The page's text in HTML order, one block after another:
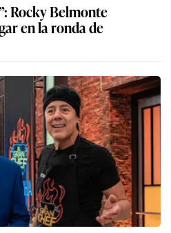
Rocky Belmonte
en la ronda de